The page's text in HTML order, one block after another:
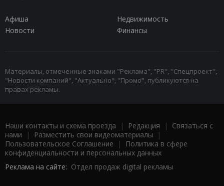
Афиша
Недвижимость
Новости
Финансы
Материалы, отмеченные знаками "Реклама", "PR", "Спецпроект",
"Новости компаний", "Актуально", "Промо", публикуются на
правах рекламы.
Наши контакты и схема проезда | Редакция | Связаться с
нами | Разместить свои видеоматериалы |
Пользовательское Соглашение |
Политика в сфере
конфиденциальности и персональных данных
Реклама на сайте: Отдел продаж digital рекламы